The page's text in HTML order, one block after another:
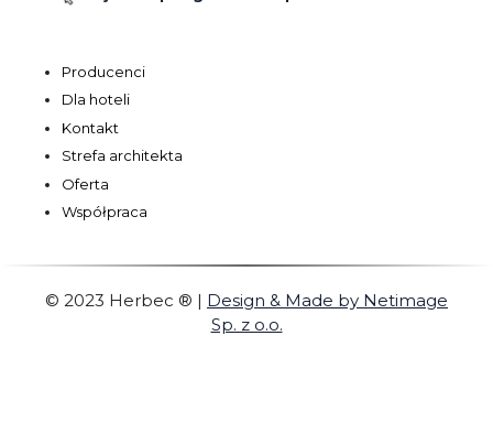
Producenci
Dla hoteli
Kontakt
Strefa architekta
Oferta
Współpraca
© 2023 Herbec ® | Design & Made by Netimage
Sp. z o.o.